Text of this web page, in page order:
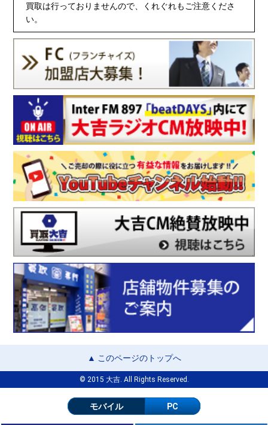
買取は行っておりませんので、くれぐれもご注意くださ
い。
▲ このページのトップへ
© 2015 大吉. All Rights Reserved.
モバイル PC